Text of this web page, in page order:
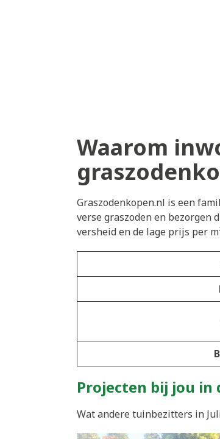
Waarom
Graszodenkopen.nl is een
verse graszoden en
versheid en de lage prijs per
Projecten bij jou in
Wat andere tuinbezitters in